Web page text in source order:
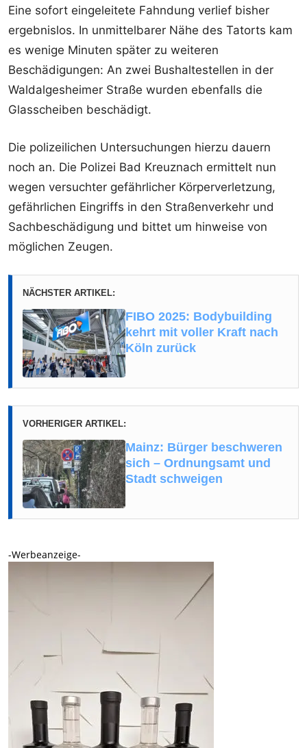
Eine sofort eingeleitete Fahndung verlief bisher
ergebnislos. In unmittelbarer Nähe des Tatorts kam
es wenige Minuten später zu weiteren
Beschädigungen: An zwei Bushaltestellen in der
Waldalgesheimer Straße wurden ebenfalls die
Glasscheiben beschädigt.
Die polizeilichen Untersuchungen hierzu dauern
noch an. Die Polizei Bad Kreuznach ermittelt nun
wegen versuchter gefährlicher Körperverletzung,
gefährlichen Eingriffs in den Straßenverkehr und
Sachbeschädigung und bittet um hinweise von
möglichen Zeugen.
NÄCHSTER ARTIKEL:
FIBO 2025: Bodybuilding
kehrt mit voller Kraft nach
Köln zurück
VORHERIGER ARTIKEL:
Mainz: Bürger beschweren
sich – Ordnungsamt und
Stadt schweigen
-Werbeanzeige-